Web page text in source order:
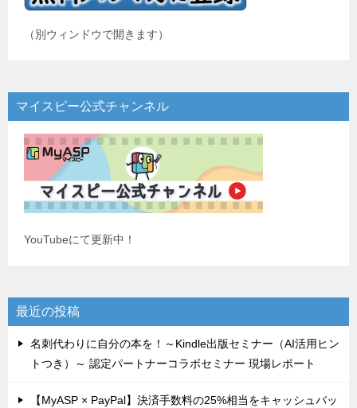
（別ウィンドウで開きます）
マイスピー公式チャンネル
YouTubeにて更新中！
最近の投稿
名刺代わりに自分の本を！～Kindle出版セミナー（AI活用ヒン
トつき）～ 認定パートナーコラボセミナー 現場レポート
【MyASP × PayPal】決済手数料の25%相当をキャッシュバッ